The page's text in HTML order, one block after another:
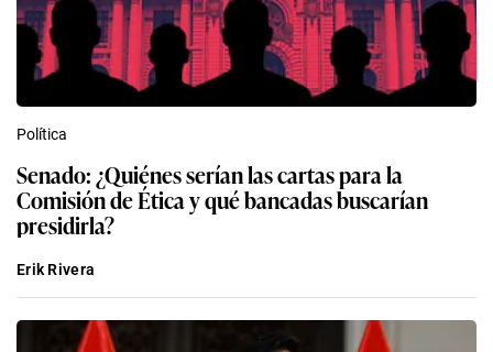
Política
Senado: ¿Quiénes serían las cartas para la
Comisión de Ética y qué bancadas buscarían
presidirla?
Erik Rivera